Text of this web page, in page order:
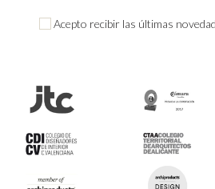
Acepto recibir las últimas